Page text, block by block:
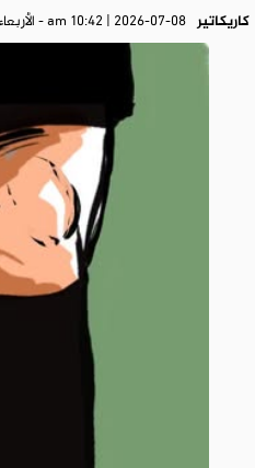
كاريكاتير am 10:42 | 2026-07-08 - الأربعاء